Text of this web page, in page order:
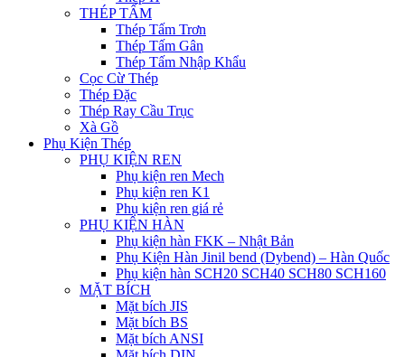
THÉP TẤM
Thép Tấm Trơn
Thép Tấm Gân
Thép Tấm Nhập Khẩu
Cọc Cừ Thép
Thép Đặc
Thép Ray Cầu Trục
Xà Gồ
Phụ Kiện Thép
PHỤ KIỆN REN
Phụ kiện ren Mech
Phụ kiện ren K1
Phụ kiện ren giá rẻ
PHỤ KIỆN HÀN
Phụ kiện hàn FKK – Nhật Bản
Phụ Kiện Hàn Jinil bend (Dybend) – Hàn Quốc
Phụ kiện hàn SCH20 SCH40 SCH80 SCH160
MẶT BÍCH
Mặt bích JIS
Mặt bích BS
Mặt bích ANSI